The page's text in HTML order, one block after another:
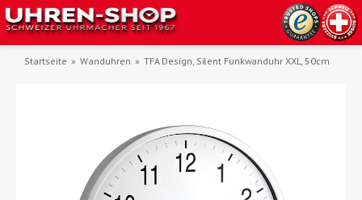
Startseite Wanduhren TFA Design, Silent Funkwanduhr XXL, 50cm